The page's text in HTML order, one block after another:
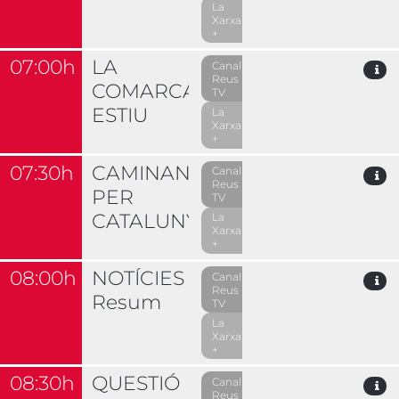
La
Xarxa
+
07:00h
LA
COMARCAL
ESTIU
Canal
Reus
TV
La
Xarxa
+
07:30h
CAMINANT
PER
CATALUNYA
Canal
Reus
TV
La
Xarxa
+
08:00h
NOTÍCIES
Resum
Canal
Reus
TV
La
Xarxa
+
08:30h
QUESTIÓ
Canal
Reus